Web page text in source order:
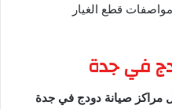
قطع الغيار
في جدة
مراكز صيانة دودج في جدة